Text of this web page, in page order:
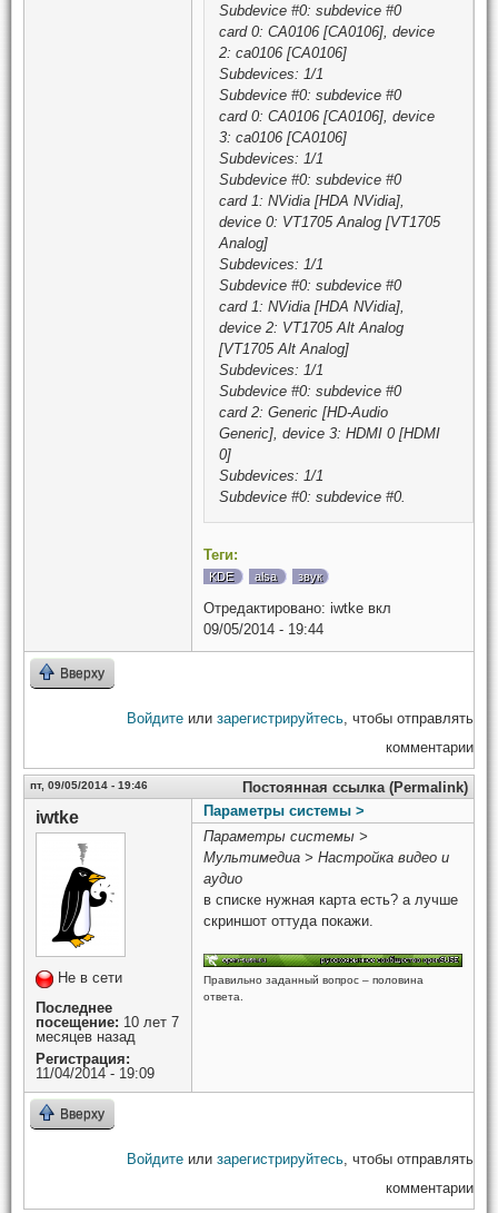
Subdevice #0: subdevice #0
card 0: CA0106 [CA0106], device
2: ca0106 [CA0106]
Subdevices: 1/1
Subdevice #0: subdevice #0
card 0: CA0106 [CA0106], device
3: ca0106 [CA0106]
Subdevices: 1/1
Subdevice #0: subdevice #0
card 1: NVidia [HDA NVidia],
device 0: VT1705 Analog [VT1705
Analog]
Subdevices: 1/1
Subdevice #0: subdevice #0
card 1: NVidia [HDA NVidia],
device 2: VT1705 Alt Analog
[VT1705 Alt Analog]
Subdevices: 1/1
Subdevice #0: subdevice #0
card 2: Generic [HD-Audio
Generic], device 3: HDMI 0 [HDMI
0]
Subdevices: 1/1
Subdevice #0: subdevice #0.
Теги:
KDE alsa звук
Отредактировано: iwtke вкл
09/05/2014 - 19:44
Вверху
Войдите или зарегистрируйтесь, чтобы отправлять
комментарии
пт, 09/05/2014 - 19:46 Постоянная ссылка (Permalink)
iwtke
Не в сети
Последнее
посещение: 10 лет 7
месяцев назад
Регистрация:
11/04/2014 - 19:09
Параметры системы >
Параметры системы >
Мультимедиа > Настройка видео и
аудио
в списке нужная карта есть? а лучше
скриншот оттуда покажи.
Правильно заданный вопрос – половина
ответа.
Вверху
Войдите или зарегистрируйтесь, чтобы отправлять
комментарии